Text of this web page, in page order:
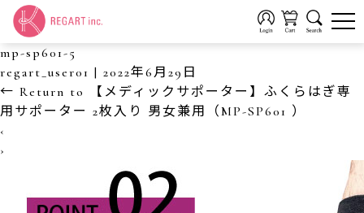
mp-sp601-5
regart_user01 | 2022年6月29日
← Return to 【メディックサポーター】ふくらはぎ専
用サポーター 2枚入り 男女兼用（MP-SP601 ）
‹
›